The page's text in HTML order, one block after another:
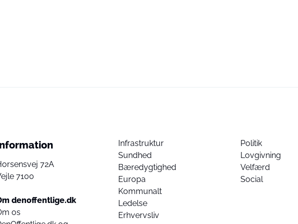
72A
7100
denoffentlige.dk
os
Infrastruktur
Sundhed
Bæredygtighed
Europa
Kommunalt
Ledelse
Erhvervsliv
Politik
Lovgivning
Velfærd
Social